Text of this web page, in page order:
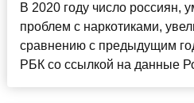
В 2020 году число россиян,
проблем с наркотиками,
сравнению с предыдущим
РБК со ссылкой на данные